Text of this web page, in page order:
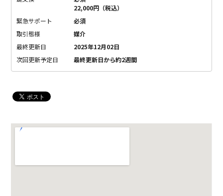
22,000円（税込）
緊急サポート
必須
取引態様
媒介
最終更新日
2025年12月02日
次回更新予定日
最終更新日から約2週間